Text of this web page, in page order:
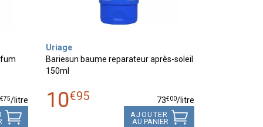
€75/litre
Uriage
Bariesun baume reparateur après-soleil
150ml
10€95 73€00/litre
AJOUTER
AU PANIER